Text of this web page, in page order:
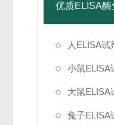
优质ELISA酶
人ELISA试
小鼠ELISA
大鼠ELISA
兔子ELISA